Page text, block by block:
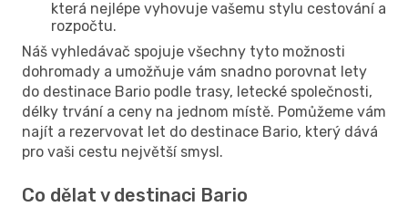
která nejlépe vyhovuje vašemu stylu cestování a
rozpočtu.
Náš vyhledávač spojuje všechny tyto možnosti
dohromady a umožňuje vám snadno porovnat lety
do destinace Bario podle trasy, letecké společnosti,
délky trvání a ceny na jednom místě. Pomůžeme vám
najít a rezervovat let do destinace Bario, který dává
pro vaši cestu největší smysl.
Co dělat v destinaci Bario